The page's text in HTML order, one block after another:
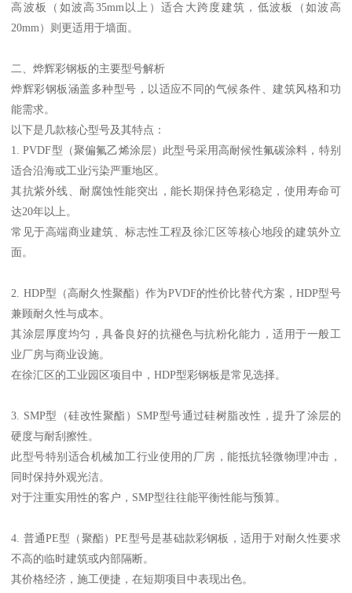
高波板（如波高35mm以上）适合大跨度建筑，低波板（如波高
20mm）则更适用于墙面。
二、烨辉彩钢板的主要型号解析
烨辉彩钢板涵盖多种型号，以适应不同的气候条件、建筑风格和功
能需求。
以下是几款核心型号及其特点：
1. PVDF型（聚偏氟乙烯涂层）此型号采用高耐候性氟碳涂料，特别
适合沿海或工业污染严重地区。
其抗紫外线、耐腐蚀性能突出，能长期保持色彩稳定，使用寿命可
达20年以上。
常见于高端商业建筑、标志性工程及徐汇区等核心地段的建筑外立
面。
2. HDP型（高耐久性聚酯）作为PVDF的性价比替代方案，HDP型号
兼顾耐久性与成本。
其涂层厚度均匀，具备良好的抗褪色与抗粉化能力，适用于一般工
业厂房与商业设施。
在徐汇区的工业园区项目中，HDP型彩钢板是常见选择。
3. SMP型（硅改性聚酯）SMP型号通过硅树脂改性，提升了涂层的
硬度与耐刮擦性。
此型号特别适合机械加工行业使用的厂房，能抵抗轻微物理冲击，
同时保持外观光洁。
对于注重实用性的客户，SMP型往往能平衡性能与预算。
4. 普通PE型（聚酯）PE型号是基础款彩钢板，适用于对耐久性要求
不高的临时建筑或内部隔断。
其价格经济，施工便捷，在短期项目中表现出色。